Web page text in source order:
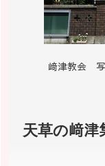
には入館をお
休館日／なし(
があります。)
アクセス／九
お問い合わせ
天草宝島観光
﨑津教会 写
天草の﨑